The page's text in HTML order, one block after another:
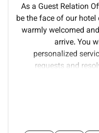
As a Guest Relation
be the face of our
warmly welcomed
arrive. You
personalized
requests and
Greet and